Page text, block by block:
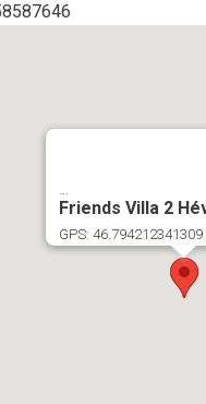
...
Friends Villa 2
GPS: